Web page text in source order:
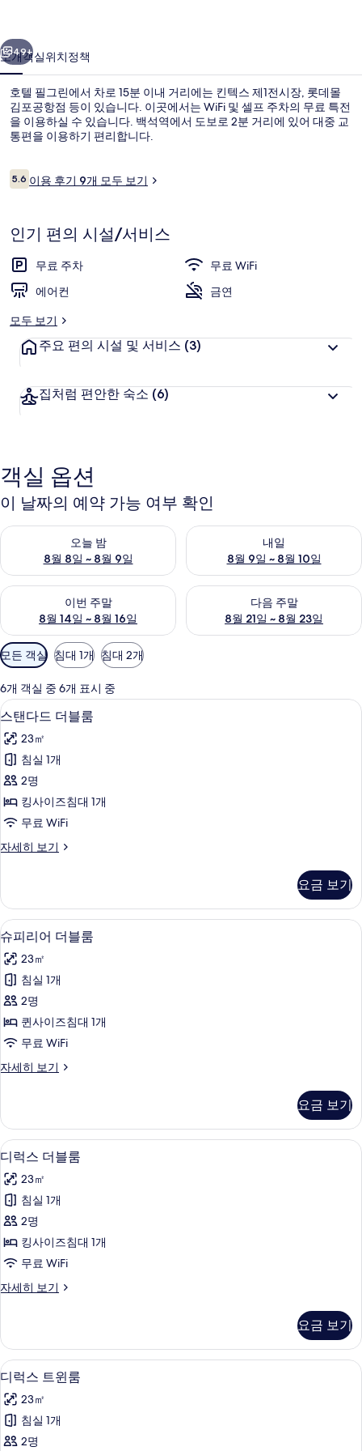
진
갤
러
리
다음
49+
소개객실위치정책
호텔 필그린에서 차로 15분 이내 거리에는 킨텍스 제1전시장, 롯데몰
김포공항점 등이 있습니다. 이곳에서는 WiFi 및 셀프 주차의 무료 특전
을 이용하실 수 있습니다. 백석역에서 도보로 2분 거리에 있어 대중 교
통편을 이용하기 편리합니다.
이
용
기
5.610점 만점 중 5.6점.
이용 후기 9개 모두 보기
인기 편의 시설/서비스
무료 주차
무료 WiFi
에어컨
금연
모두 보기
주요 편의 시설 및 서비스 (3)
집처럼 편안한 숙소 (6)
객실 옵션
이 날짜의 예약 가능 여부 확인
오늘 밤
8월 8일 ~ 8월 9일
오늘 밤 예약 가능 여부 확인, 8월 8일 ~ 8월 9일
내일
8월 9일 ~ 8월 10일
내일 예약 가능 여부 확인, 8월
이번 주말
8월 14일 ~ 8월 16일
이번 주말 예약 가능 여부 확인, 8월 14일 ~ 8월 16일
다음 주말
8월 21일 ~ 8월 23일
다음 주말 예약 가능 여부 확인
객
실
에
사
용
가
능
한
터
모든 객실 침대 1개 침대 2개
6개 객실 중 6개 표시 중
스
탠
다
드
더
블
사
모
두
보
기
스탠다드 더블룸 | 무료 WiFi, 각각 다
10
스탠다드 더블룸
23㎡
침실 1개
2명
킹사이즈침대 1개
무료 WiFi
자세히 보기
스
더
블
룸
자
세
히
보
기
요금 보기
슈
피
리
어
더
블
사
모
두
보
기
슈피리어 더블룸 | 무료 WiFi, 각각 다
6
슈피리어 더블룸
23㎡
침실 1개
2명
퀸사이즈침대 1개
무료 WiFi
자세히 보기
슈
더
블
룸
자
세
히
보
기
요금 보기
디
럭
스
더
블
룸
진
두
보
기
디럭스 더블룸 | 무료 WiFi, 각각 다른
10
디럭스 더블룸
23㎡
침실 1개
2명
킹사이즈침대 1개
무료 WiFi
자세히 보기
디
블
룸
자
세
히
보
기
요금 보기
디
럭
스
트
디럭스 트윈룸 | 무료 WiFi, 각각 다른
4
디럭스 트윈룸
23㎡
침실 1개
2명